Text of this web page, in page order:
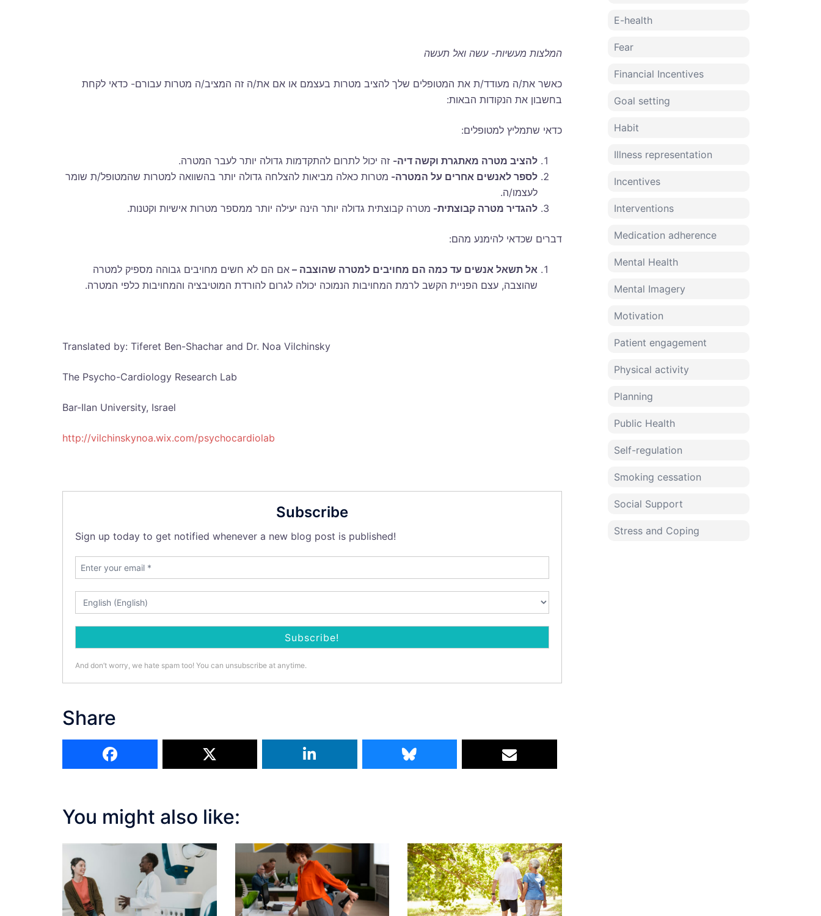
המלצות מעשיות- עשה ואל תעשה
כאשר את/ה מעודד/ת את המטופלים שלך להציב מטרות בעצמם או אם את/ה זה המציב/ה מטרות עבורם- כדאי לקחת
בחשבון את הנקודות הבאות:
כדאי שתמליץ למטופלים:
להציב מטרה מאתגרת וקשה דיה- זה יכול לתרום להתקדמות גדולה יותר לעבר המטרה.
לספר לאנשים אחרים על המטרה- מטרות כאלה מביאות להצלחה גדולה יותר בהשוואה למטרות שהמטופל/ת שומר
לעצמו/ה.
להגדיר מטרה קבוצתית- מטרה קבוצתית גדולה יותר הינה יעילה יותר ממספר מטרות אישיות וקטנות.
דברים שכדאי להימנע מהם:
אל תשאל אנשים עד כמה הם מחויבים למטרה שהוצבה –אם הם לא חשים מחויבים גבוהה מספיק למטרה
שהוצבה, עצם הפניית הקשב לרמת המחויבות הנמוכה יכולה לגרום להורדת המוטיבציה והמחויבות כלפי המטרה.
Translated by: Tiferet Ben-Shachar and Dr. Noa Vilchinsky
The Psycho-Cardiology Research Lab
Bar-Ilan University, Israel
http://vilchinskynoa.wix.com/psychocardiolab
Subscribe
Sign up today to get notified whenever a new blog post is published!
And don’t worry, we hate spam too! You can unsubscribe at anytime.
Share
You might also like:
E-health
Fear
Financial Incentives
Goal setting
Habit
Illness representation
Incentives
Interventions
Medication adherence
Mental Health
Mental Imagery
Motivation
Patient engagement
Physical activity
Planning
Public Health
Self-regulation
Smoking cessation
Social Support
Stress and Coping